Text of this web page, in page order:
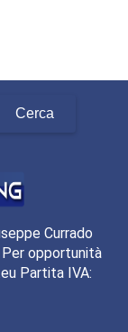
Currado
Per opportunità
Partita IVA: